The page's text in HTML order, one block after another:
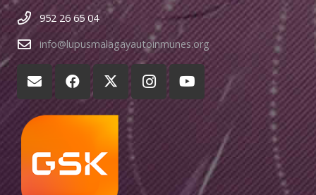
952 26 65 04
info@lupusmalagayautoinmunes.org